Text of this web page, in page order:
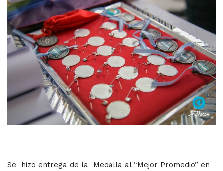
Se hizo entrega de la Medalla al “Mejor Promedio” en